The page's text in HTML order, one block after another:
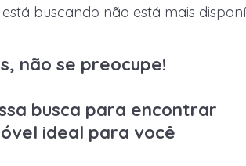
buscando não está mais
não se preocupe!
busca para encontrar
ideal para você